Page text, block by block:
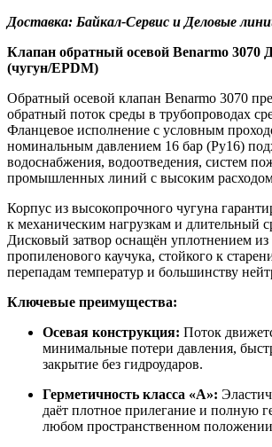
Доставка: Байкал-Сервис и Деловые
Клапан обратный осевой Benarmo 3070
(чугун/EPDM)
Обратный осевой клапан Benarmo 3070
обратный поток среды в трубопроводах
Фланцевое исполнение с условным
номинальным давлением 16 бар (Ру16)
водоснабжения, водоотведения, систем
промышленных линий с высоким
Корпус из высокопрочного чугуна
к механическим нагрузкам и длительный
Дисковый затвор оснащён уплотнением
пропиленового каучука, стойкого к
перепадам температур и большинству
Ключевые преимущества:
Осевая конструкция: Поток
минимальные потери давления,
закрытие без гидроударов.
Герметичность класса «А»:
даёт плотное прилегание и полную
любом пространственном